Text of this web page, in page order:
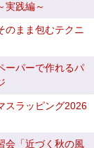
実践編～
のまま包むテクニ
ーパーで作れるパ
スラッピング2026
会「近づく秋の風